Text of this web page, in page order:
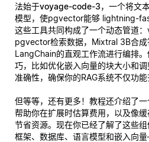
法始于voyage-code-3，一个将文
模型，使pgvector能够 lightning-
这些工具共同构成了一个动态管道
pgvector检索数据，Mixtral 3B合
LangChain的直观工作流进行编排
巧，比如优化嵌入向量的块大小和
准确性，确保你的RAG系统不仅功
但等等，还有更多！教程还介绍了一
帮助你在扩展时估算费用，以及像
节省资源。现在你已经了解了这些
框架、数据库、语言模型和嵌入向